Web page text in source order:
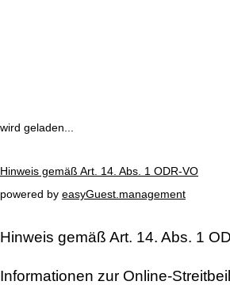
wird geladen...
Hinweis gemäß Art. 14. Abs. 1 ODR-VO
powered by easyGuest.management
Hinweis gemäß Art. 14. Abs. 1
Informationen zur Online-